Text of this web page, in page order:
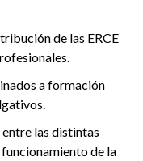
de las ERCE
a formación
las distintas
de la